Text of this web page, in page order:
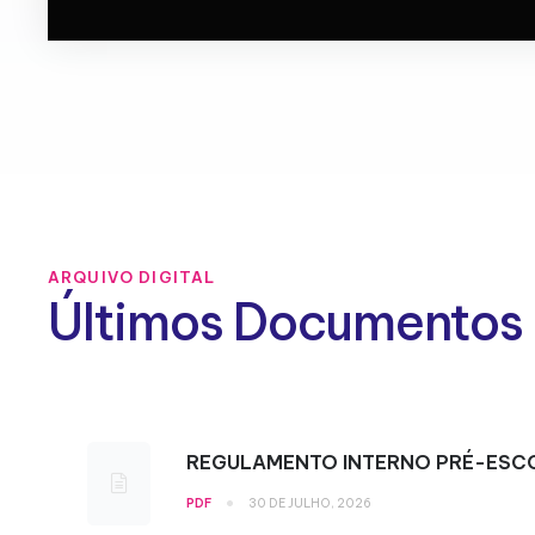
ARQUIVO DIGITAL
Últimos Documentos
REGULAMENTO INTERNO PRÉ-
PDF • 30 DE JULHO, 2026